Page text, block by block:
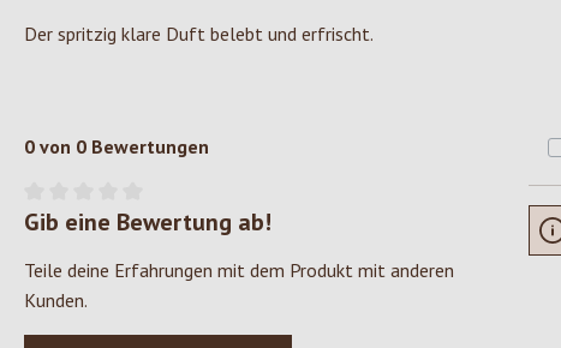
Der spritzig klare Duft belebt und erfrischt.
0 von 0 Bewertungen
Durchschnittliche Bewertung von 0 von 5 Sternen
Gib eine Bewertung ab!
Teile deine Erfahrungen mit dem Produkt mit anderen
Kunden.